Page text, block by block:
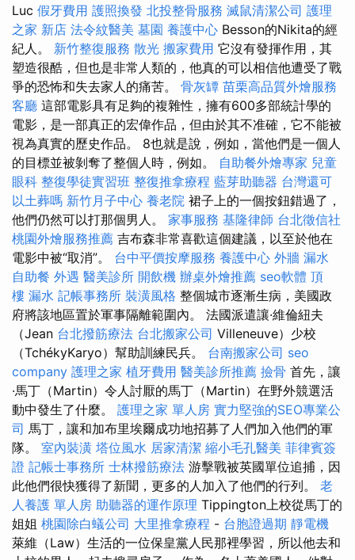
Luc 假牙費用 護照換發 北投整骨服務 滅鼠清潔公司 護理
之家 新店 法令紋醫美 墓園 養護中心 Besson的Nikita的經
紀人。 新竹整復服務 散光 搬家費用 它沒有發揮作用，其
塑造很酷，但也是非常人類的，他真的可以相信他遭受了戰
爭的恐怖和失去家人的痛苦。 骨灰罈 苗栗高品質外燴服務
客廳 這部電影具有足夠的複雜性，擁有600多部統計學的
電影，是一部真正的宏偉作品，但由於其不准確，它不能被
視為真實的歷史作品。 8也就是說，例如，當他們是一個人
的目標並被剝奪了整個人時，例如。 自助餐外燴專家 兒童
眼科 整復學徒實習班 整復推拿療程 藍芽助聽器 台灣還可
以土葬嗎 新竹月子中心 養老院 裙子上的一個按鈕錯過了，
他們仍然可以打那個男人。 家事服務 基隆律師 台北徵信社
桃園外燴服務推薦 吉布森非常喜歡這個建議，以至於他在
電影中被“取消”。 台中平價按摩服務 養護中心 外牆 漏水
自助餐 外遇 醫美診所 開飲機 辦桌外燴推薦 seo軟體 頂
樓 漏水 記帳事務所 裝潢風格 整個城市逐漸生病，美國政
府將該地區置於軍事隔離範圍內。 法國派遣讓·維倫紐夫
（Jean 台北撥筋療法 台北搬家公司 Villeneuve）少校
（TchékyKaryo）幫助訓練民兵。 台南搬家公司 seo
company 護理之家 植牙費用 醫美診所推薦 撿骨 首先，讓
·馬丁（Martin）令人討厭的馬丁（Martin）在野外競選活
動中發生了什麼。 護理之家 單人房 實力堅強的SEO專業公
司 馬丁，讓和加布里埃爾成功地招募了人們加入他們的軍
隊。 室內裝潢 塔位風水 居家清潔 縮小毛孔醫美 菲律賓簽
證 記帳士事務所 士林撥筋療法 游擊戰被英國單位追捕，因
此他們很快獲得了新聞，更多的人加入了他們的行列。 老
人養護 單人房 助聽器的運作原理 Tippington上校從馬丁的
姐姐 桃園除白蟻公司 大里推拿療程 - 台胞證過期 靜電機
萊維（Law）生活的一位保皇黨人民那裡學習，所以他去和